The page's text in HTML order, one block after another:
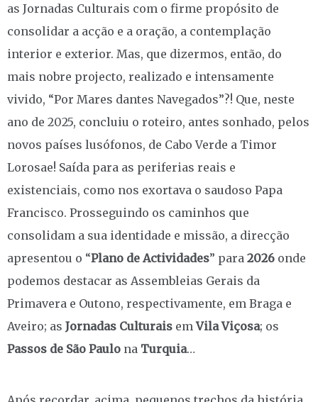
as Jornadas Culturais com o firme propósito de
consolidar a acção e a oração, a contemplação
interior e exterior. Mas, que dizermos, então, do
mais nobre projecto, realizado e intensamente
vivido, “Por Mares dantes Navegados”?! Que, neste
ano de 2025, concluiu o roteiro, antes sonhado, pelos
novos países lusófonos, de Cabo Verde a Timor
Lorosae! Saída para as periferias reais e
existenciais, como nos exortava o saudoso Papa
Francisco. Prosseguindo os caminhos que
consolidam a sua identidade e missão, a direcção
apresentou o “Plano de Actividades” para 2026 onde
podemos destacar as Assembleias Gerais da
Primavera e Outono, respectivamente, em Braga e
Aveiro; as Jornadas Culturais em Vila Viçosa; os
Passos de São Paulo na Turquia…